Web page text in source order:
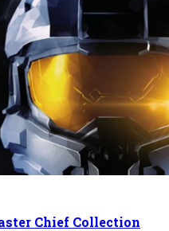
Chief Collection